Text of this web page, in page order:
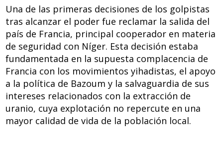
Una de las primeras decisiones de los golpistas
tras alcanzar el poder fue reclamar la salida del
país de Francia, principal cooperador en materia
de seguridad con Níger. Esta decisión estaba
fundamentada en la supuesta complacencia de
Francia con los movimientos yihadistas, el apoyo
a la política de Bazoum y la salvaguardia de sus
intereses relacionados con la extracción de
uranio, cuya explotación no repercute en una
mayor calidad de vida de la población local.